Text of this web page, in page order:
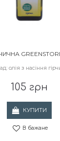
олія з насіння
105 грн
КУПИТИ
В бажане